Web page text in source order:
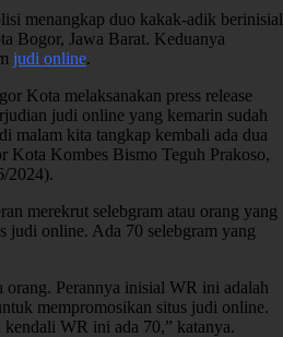
menangkap duo kakak-adik berinisial
Bogor, Jawa Barat. Keduanya
judi online.
Kota melaksanakan press release
judi online yang kemarin sudah
malam kita tangkap kembali ada dua
Kota Kombes Bismo Teguh Prakoso,
2024).
merekrut selebgram atau orang yang
judi online. Ada 70 selebgram yang
orang. Perannya inisial WR ini adalah
mempromosikan situs judi online.
WR ini ada 70,” katanya.